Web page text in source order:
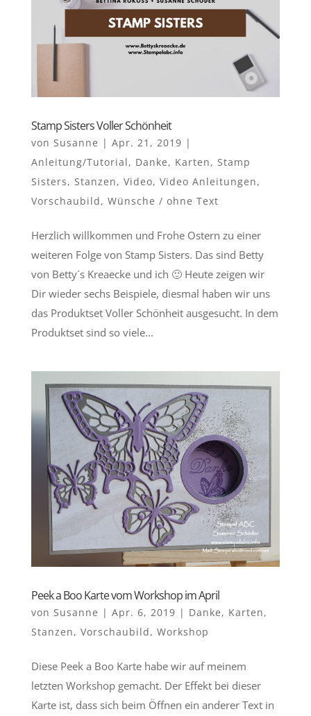
Stamp Sisters Voller Schönheit
von Susanne | Apr. 21, 2019 |
Anleitung/Tutorial, Danke, Karten, Stamp
Sisters, Stanzen, Video, Video Anleitungen,
Vorschaubild, Wünsche / ohne Text
Herzlich willkommen und Frohe Ostern zu einer
weiteren Folge von Stamp Sisters. Das sind Betty
von Betty´s Kreaecke und ich 🙂 Heute zeigen wir
Dir wieder sechs Beispiele, diesmal haben wir uns
das Produktset Voller Schönheit ausgesucht. In dem
Produktset sind so viele...
Peek a Boo Karte vom Workshop im April
von Susanne | Apr. 6, 2019 | Danke, Karten,
Stanzen, Vorschaubild, Workshop
Diese Peek a Boo Karte habe wir auf meinem
letzten Workshop gemacht. Der Effekt bei dieser
Karte ist, dass sich beim Öffnen ein anderer Text in